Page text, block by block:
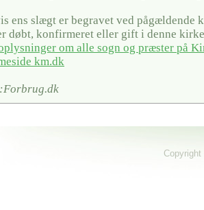
ens slægt er begravet ved pågældende
døbt, konfirmeret eller gift i denne
om alle sogn og præster på
km.dk